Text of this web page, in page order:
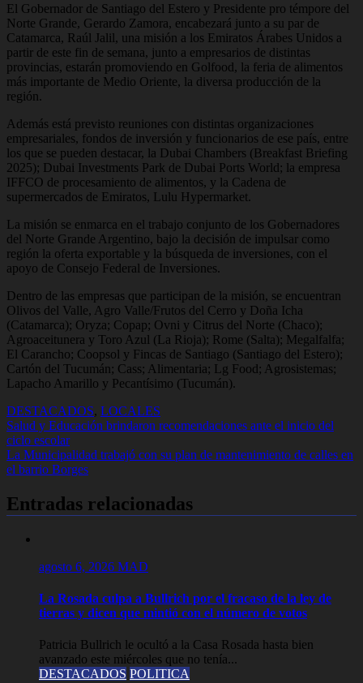
El Gobernador de Santiago del Estero y Presidente pro témpore del
Norte Grande, Gerardo Zamora, encabezará junto a su par de
Catamarca, Raúl Jalil, una misión a los Emiratos Árabes Unidos a
partir de este fin de semana, junto a empresarios de distintas
provincias, estarán promoviendo en Golfood, la feria de alimentos
más importante de Medio Oriente, la diversa producción de la
región.
Además está previsto reuniones con distintas organizaciones
empresariales, fondos de inversión y funcionarios de ese país, entre
los que se pueden destacar, la Dubai Chambers (Breakfast Briefing
2025); Dubai Investments Park de Dubai Ports World; la empresa
IFFCO de procesamiento de alimentos, y la Cadena de
supermercados de Emiratos, Lulu Hypermarket.
La misión se enmarca en el trabajo conjunto de los Gobernadores
del Norte Grande Argentino, bajo la decisión de impulsar como
región la oferta exportable y la búsqueda de inversiones, con el
apoyo de Consejo Federal de Inversiones.
Dentro de las empresas que participan de la misión, se encuentran
Olivos del Valle, Agro Valle/Frutos del Cerro y Doña Icha
(Catamarca); Oryza; Copap; Ovni y Citrus del Norte (Chaco);
Agroaceitunera y Toro Azul (La Rioja); Rome (Salta); Megalfalfa;
El Carancho; Coopsol y Fincas de Santiago (Santiago del Estero);
Cartón del Tucumán; Cass; Alimentaria; Lg Food; Agrosistemas;
Lapacho Amarillo y Pecantísimo (Tucumán).
DESTACADOS, LOCALES
Navegación
de
entradas
Salud y Educación brindaron recomendaciones ante el inicio del
ciclo escolar
La Municipalidad trabajó con su plan de mantenimiento de calles en
el barrio Borges
Entradas relacionadas
agosto 6, 2026 MAD
La Rosada culpa a Bullrich por el fracaso de la ley de
tierras y dicen que mintió con el número de votos
Patricia Bullrich le ocultó a la Casa Rosada hasta bien
avanzado este miércoles que no tenía...
DESTACADOS POLITICA